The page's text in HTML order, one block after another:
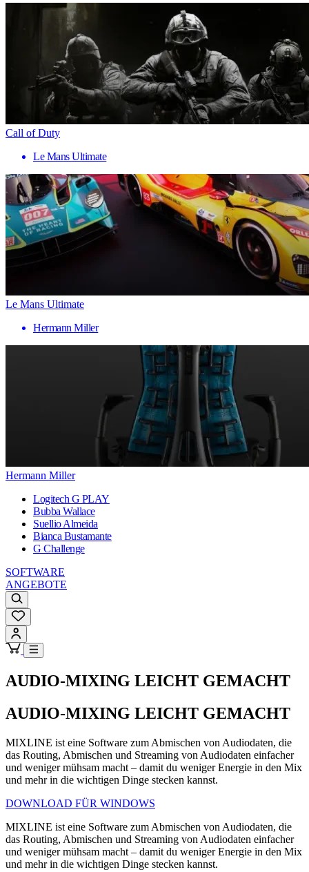
Call of Duty
Le Mans Ultimate
Le Mans Ultimate
Hermann Miller
Hermann Miller
Logitech G PLAY
Bubba Wallace
Suellio Almeida
Bianca Bustamante
G Challenge
SOFTWARE
ANGEBOTE
AUDIO-MIXING LEICHT GEMACHT
AUDIO-MIXING LEICHT GEMACHT
MIXLINE ist eine Software zum Abmischen von Audiodaten, die
das Routing, Abmischen und Streaming von Audiodaten einfacher
und weniger mühsam macht – damit du weniger Energie in den Mix
und mehr in die wichtigen Dinge stecken kannst.
DOWNLOAD FÜR WINDOWS
MIXLINE ist eine Software zum Abmischen von Audiodaten, die
das Routing, Abmischen und Streaming von Audiodaten einfacher
und weniger mühsam macht – damit du weniger Energie in den Mix
und mehr in die wichtigen Dinge stecken kannst.